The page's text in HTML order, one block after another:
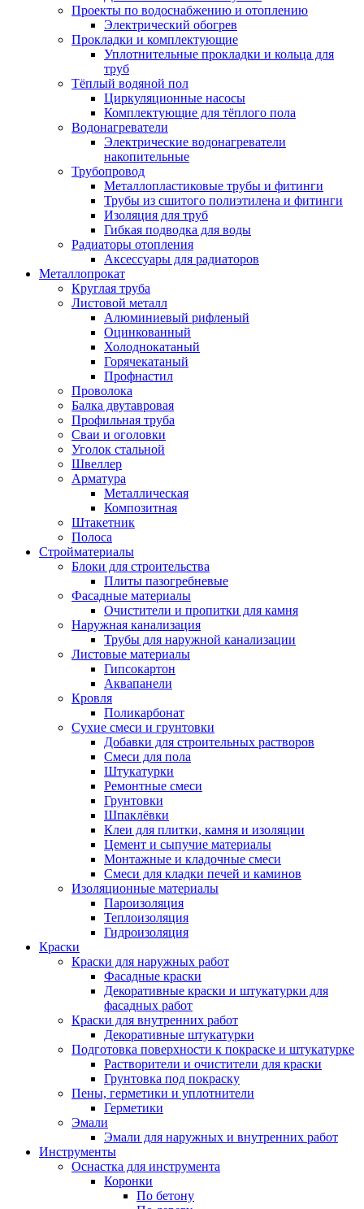
Проекты по водоснабжению и отоплению
Электрический обогрев
Прокладки и комплектующие
Уплотнительные прокладки и кольца для
труб
Тёплый водяной пол
Циркуляционные насосы
Комплектующие для тёплого пола
Водонагреватели
Электрические водонагреватели
накопительные
Трубопровод
Металлопластиковые трубы и фитинги
Трубы из сшитого полиэтилена и фитинги
Изоляция для труб
Гибкая подводка для воды
Радиаторы отопления
Аксессуары для радиаторов
Металлопрокат
Круглая труба
Листовой металл
Алюминиевый рифленый
Оцинкованный
Холоднокатаный
Горячекатаный
Профнастил
Проволока
Балка двутавровая
Профильная труба
Сваи и оголовки
Уголок стальной
Швеллер
Арматура
Металлическая
Композитная
Штакетник
Полоса
Стройматериалы
Блоки для строительства
Плиты пазогребневые
Фасадные материалы
Очистители и пропитки для камня
Наружная канализация
Трубы для наружной канализации
Листовые материалы
Гипсокартон
Аквапанели
Кровля
Поликарбонат
Сухие смеси и грунтовки
Добавки для строительных растворов
Смеси для пола
Штукатурки
Ремонтные смеси
Грунтовки
Шпаклёвки
Клеи для плитки, камня и изоляции
Цемент и сыпучие материалы
Монтажные и кладочные смеси
Смеси для кладки печей и каминов
Изоляционные материалы
Пароизоляция
Теплоизоляция
Гидроизоляция
Краски
Краски для наружных работ
Фасадные краски
Декоративные краски и штукатурки для
фасадных работ
Краски для внутренних работ
Декоративные штукатурки
Подготовка поверхности к покраске и штукатурке
Растворители и очистители для краски
Грунтовка под покраску
Пены, герметики и уплотнители
Герметики
Эмали
Эмали для наружных и внутренних работ
Инструменты
Оснастка для инструмента
Коронки
По бетону